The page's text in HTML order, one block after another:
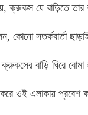
ক্রুকস যে বাড়িতে তার
কোনো সতর্কবার্তা
বাড়ি ঘিরে বোমা
ওই এলাকায় প্রবেশ